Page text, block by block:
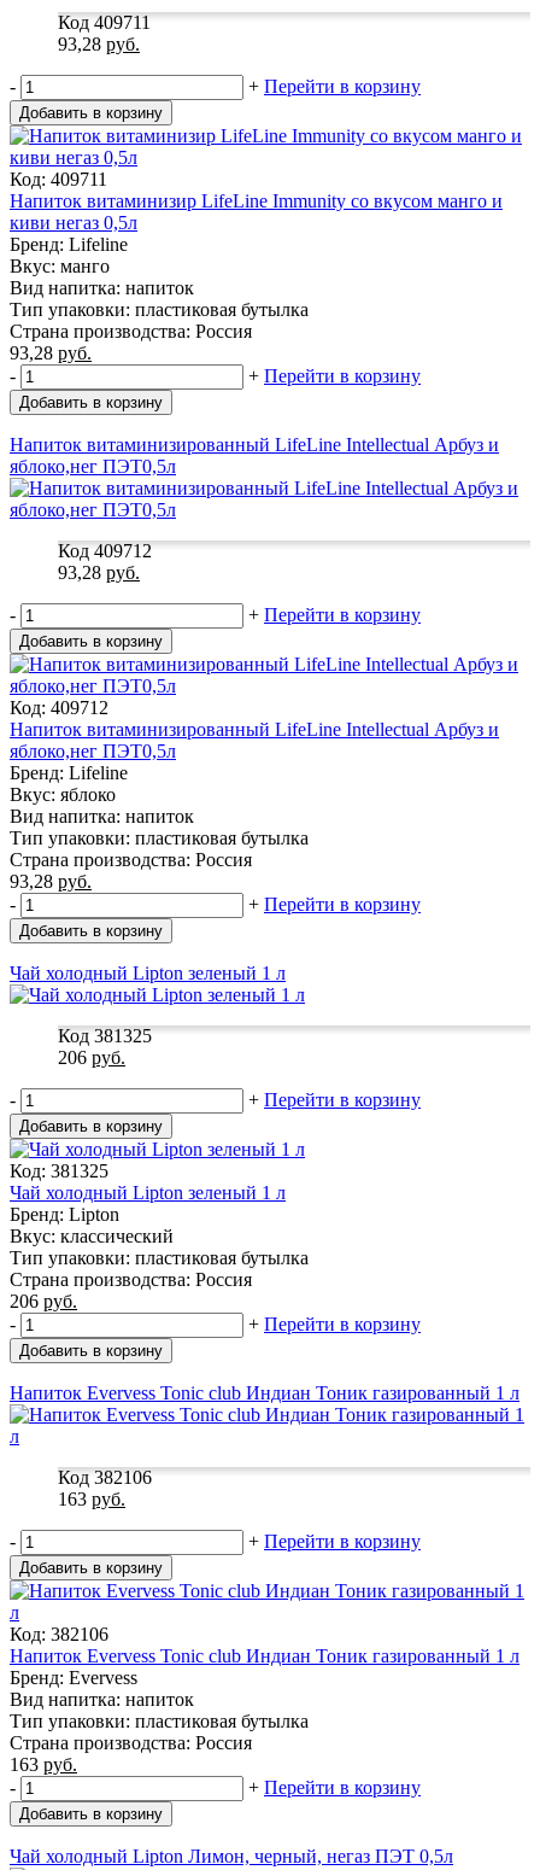
Код 409711
93,28 руб.
- + Перейти в корзину
Добавить в корзину
Код: 409711
Напиток витаминизир LifeLine Immunity со вкусом манго и
киви негаз 0,5л
Бренд: Lifeline
Вкус: манго
Вид напитка: напиток
Тип упаковки: пластиковая бутылка
Страна производства: Россия
93,28 руб.
-
+ Перейти в корзину
Добавить в корзину
Напиток витаминизированный LifeLine Intellectual Арбуз и
яблоко,нег ПЭТ0,5л
Код 409712
93,28 руб.
- + Перейти в корзину
Добавить в корзину
Код: 409712
Напиток витаминизированный LifeLine Intellectual Арбуз и
яблоко,нег ПЭТ0,5л
Бренд: Lifeline
Вкус: яблоко
Вид напитка: напиток
Тип упаковки: пластиковая бутылка
Страна производства: Россия
93,28 руб.
-
+ Перейти в корзину
Добавить в корзину
Чай холодный Lipton зеленый 1 л
Код 381325
206 руб.
- + Перейти в корзину
Добавить в корзину
Код: 381325
Чай холодный Lipton зеленый 1 л
Бренд: Lipton
Вкус: классический
Тип упаковки: пластиковая бутылка
Страна производства: Россия
206 руб.
-
+ Перейти в корзину
Добавить в корзину
Напиток Evervess Tonic club Индиан Тоник газированный 1 л
Код 382106
163 руб.
- + Перейти в корзину
Добавить в корзину
Код: 382106
Напиток Evervess Tonic club Индиан Тоник газированный 1 л
Бренд: Evervess
Вид напитка: напиток
Тип упаковки: пластиковая бутылка
Страна производства: Россия
163 руб.
-
+ Перейти в корзину
Добавить в корзину
Чай холодный Lipton Лимон, черный, негаз ПЭТ 0,5л